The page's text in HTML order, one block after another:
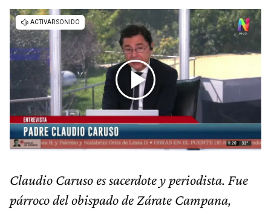
Claudio Caruso es sacerdote y periodista. Fue
párroco del obispado de Zárate Campana,